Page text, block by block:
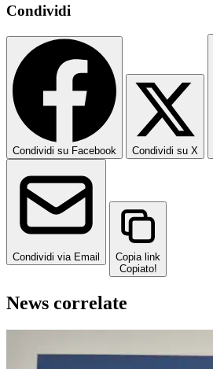
Condividi
Condividi su Facebook Condividi su X
Condividi via Email
Copia link
Copiato!
News correlate